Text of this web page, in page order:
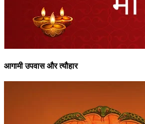
आगामी उपवास और त्यौहार